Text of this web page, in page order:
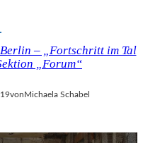
– „Fortschritt im Tal
„Forum“
vonMichaela Schabel